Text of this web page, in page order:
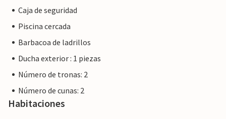
Caja de seguridad
Piscina cercada
Barbacoa de ladrillos
Ducha exterior : 1 piezas
Número de tronas: 2
Número de cunas: 2
Habitaciones